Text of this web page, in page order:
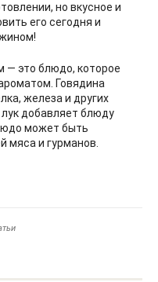
но вкусное и
его сегодня и
— это блюдо, которое
Говядина
железа и других
добавляет блюду
может быть
мяса и гурманов.